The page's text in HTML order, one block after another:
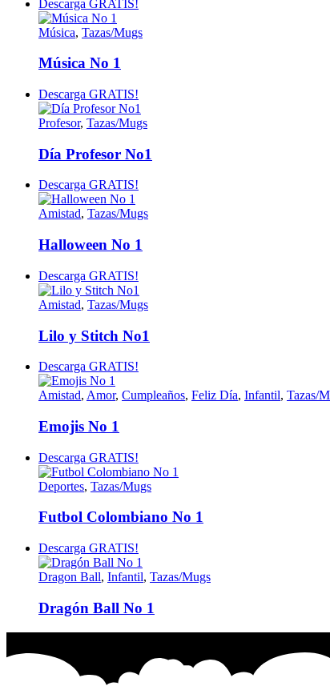
Descarga GRATIS!
Música, Tazas/Mugs
Música No 1
Descarga GRATIS!
Profesor, Tazas/Mugs
Día Profesor No1
Descarga GRATIS!
Amistad, Tazas/Mugs
Halloween No 1
Descarga GRATIS!
Amistad, Tazas/Mugs
Lilo y Stitch No1
Descarga GRATIS!
Amistad, Amor, Cumpleaños, Feliz Día, Infantil, Tazas/
Emojis No 1
Descarga GRATIS!
Deportes, Tazas/Mugs
Futbol Colombiano No 1
Descarga GRATIS!
Dragon Ball, Infantil, Tazas/Mugs
Dragón Ball No 1